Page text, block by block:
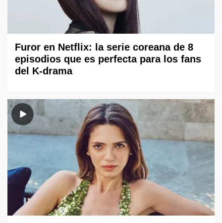
Furor en Netflix: la serie coreana de 8
episodios que es perfecta para los fans
del K-drama